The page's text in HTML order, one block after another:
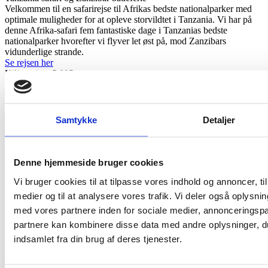
Samtykke Detaljer
Denne hjemmeside bruger cookies
Vi bruger cookies til at tilpasse vores indhold og annoncer,
medier og til at analysere vores trafik. Vi deler også
med vores partnere inden for sociale medier,
partnere kan kombinere disse data med andre oplysninger,
indsamlet fra din brug af deres tjenester.
Velkommen til en safarirejse til Afrikas bedste nationalparker med
optimale muligheder for at opleve storvildtet i Tanzania. Vi har på
denne Afrika-safari fem fantastiske dage i Tanzanias bedste
nationalparker hvorefter vi flyver let øst på, mod Zanzibars
vidunderlige strande.
Se rejsen her
Kilimanjaro 5.895 meter
Som på mange andre bjergrejser, prioriterer vi en akklimatisering
som et helt centralt element. Det koster en ekstra dag på bjerget i tid
Kilimanjaro for at skabe bedst mulig chance for at komme på
Se rejsen her
På denne fantastiske safarirejse i Tanzania får vi alle de
dyreoplevelser, vi ellers næsten kun kan drømme om. Tanzanias er
en fantastisk destination med højdepunkter som safarioplevelser i
nationalparkerne Tarangire, Lake Manyara, Ngorongoro og
Serengeti.
Se rejsen her